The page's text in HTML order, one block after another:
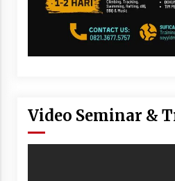
Video Seminar &